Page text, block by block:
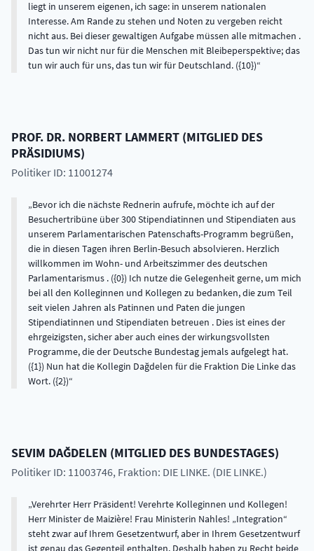
liegt in unserem eigenen, ich sage: in unserem nationalen
Interesse. Am Rande zu stehen und Noten zu vergeben reicht
nicht aus. Bei dieser gewaltigen Aufgabe müssen alle mitmachen .
Das tun wir nicht nur für die Menschen mit Bleibeperspektive; das
tun wir auch für uns, das tun wir für Deutschland. ({10})
PROF. DR. NORBERT LAMMERT (MITGLIED DES
PRÄSIDIUMS)
Politiker ID: 11001274
Bevor ich die nächste Rednerin aufrufe, möchte ich auf der
Besuchertribüne über 300 Stipendiatinnen und Stipendiaten aus
unserem Parlamentarischen Patenschafts-Programm begrüßen,
die in diesen Tagen ihren Berlin-Besuch absolvieren. Herzlich
willkommen im Wohn- und Arbeitszimmer des deutschen
Parlamentarismus . ({0}) Ich nutze die Gelegenheit gerne, um mich
bei all den Kolleginnen und Kollegen zu bedanken, die zum Teil
seit vielen Jahren als Patinnen und Paten die jungen
Stipendiatinnen und Stipendiaten betreuen . Dies ist eines der
ehrgeizigsten, sicher aber auch eines der wirkungsvollsten
Programme, die der Deutsche Bundestag jemals aufgelegt hat.
({1}) Nun hat die Kollegin Dağdelen für die Fraktion Die Linke das
Wort. ({2})
SEVIM DAĞDELEN (MITGLIED DES BUNDESTAGES)
Politiker ID: 11003746, Fraktion: DIE LINKE. (DIE LINKE.)
Verehrter Herr Präsident! Verehrte Kolleginnen und Kollegen!
Herr Minister de Maizière! Frau Ministerin Nahles! „Integration“
steht zwar auf Ihrem Gesetzentwurf, aber in Ihrem Gesetzentwurf
ist genau das Gegenteil enthalten. Deshalb haben zu Recht beide